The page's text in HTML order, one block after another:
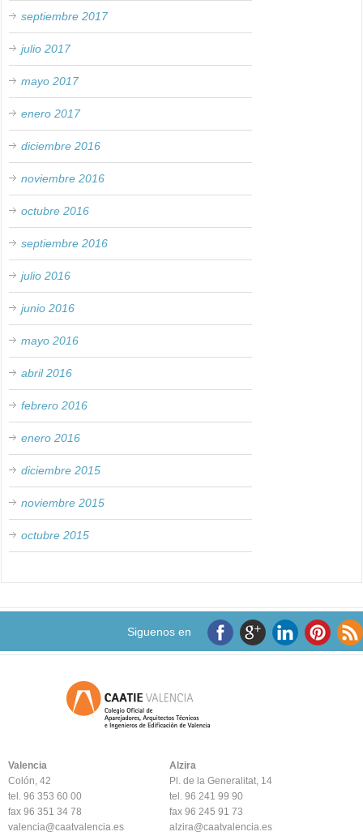
septiembre 2017
julio 2017
mayo 2017
enero 2017
diciembre 2016
noviembre 2016
octubre 2016
septiembre 2016
julio 2016
junio 2016
mayo 2016
abril 2016
febrero 2016
enero 2016
diciembre 2015
noviembre 2015
octubre 2015
Siguenos en
Valencia
Colón, 42
tel. 96 353 60 00
fax 96 351 34 78
valencia@caatvalencia.es
Alzira
Pl. de la Generalitat, 14
tel. 96 241 99 90
fax 96 245 91 73
alzira@caatvalencia.es